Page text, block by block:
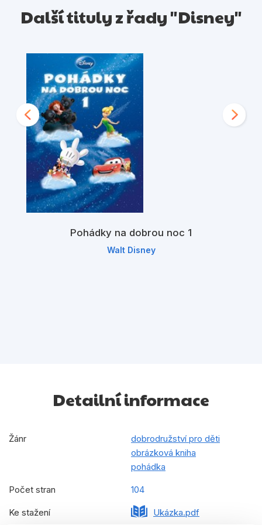
Další tituly z řady "Disney"
Pohádky na dobrou noc 1
Walt Disney
Detailní informace
Žánr
dobrodružství pro děti
obrázková kniha
pohádka
Počet stran 104
Ke stažení Ukázka.pdf